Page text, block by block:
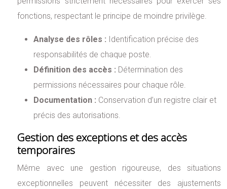
fonctions, respectant le principe de moindre privilège.
Analyse des rôles : Identification précise des
responsabilités de chaque poste.
Définition des accès : Détermination des
permissions nécessaires pour chaque rôle.
Documentation : Conservation d’un registre clair et
précis des autorisations.
Gestion des exceptions et des accès
temporaires
Même avec une gestion rigoureuse, des situations
exceptionnelles peuvent nécessiter des ajustements